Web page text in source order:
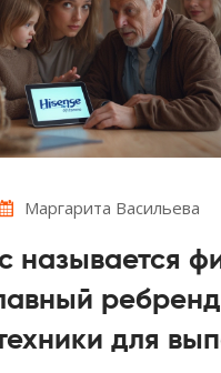
Маргарита Васильева
называется
для